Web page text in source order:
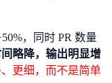
，同时 PR 数量
间略降，输出明显增
更细，而不是简单